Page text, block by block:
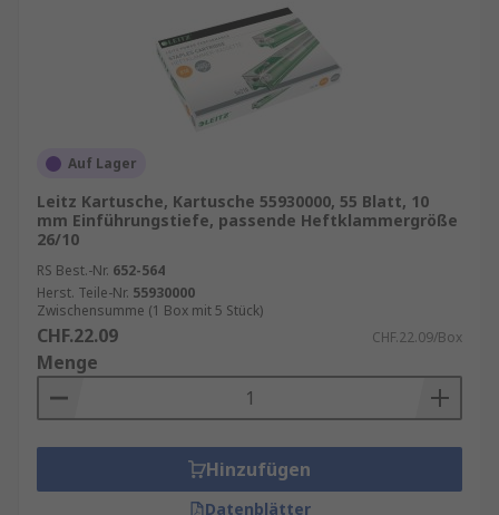
Auf Lager
Leitz Kartusche, Kartusche 55930000, 55 Blatt, 10
mm Einführungstiefe, passende Heftklammergröße
26/10
RS Best.-Nr. 652-564
Herst. Teile-Nr. 55930000
Zwischensumme (1 Box mit 5 Stück)
CHF.22.09 CHF.22.09/Box
Menge
Hinzufügen
Datenblätter